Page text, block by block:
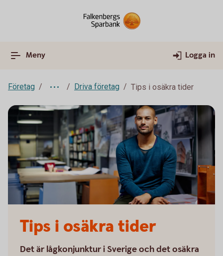
Meny Logga in
Företag Driva företag Tips i osäkra tider
Tips i osäkra tider
Det är lågkonjunktur i Sverige och det osäkra